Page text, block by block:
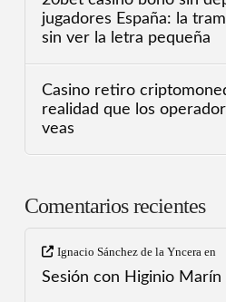
jugadores España: la
sin ver la letra pequeña
Casino retiro
realidad que los
veas
Comentarios recientes
Ignacio Sánchez de la Ynceraen
Sesión con Higinio Marín